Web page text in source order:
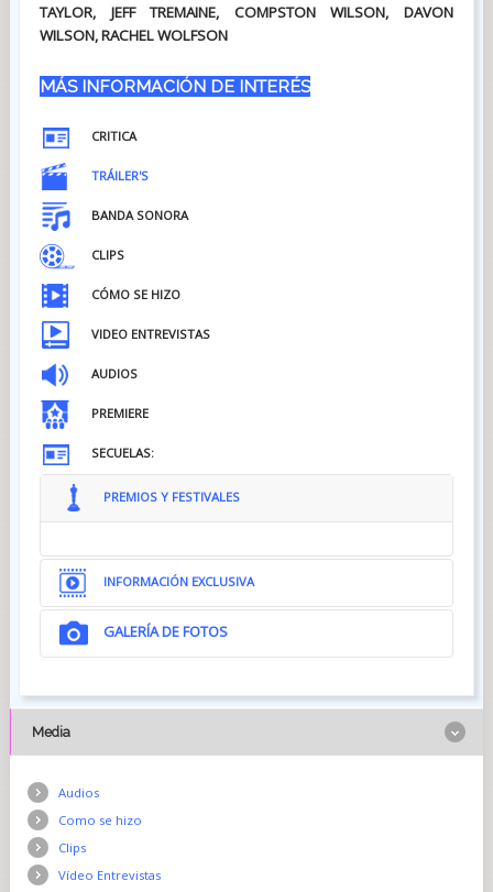
TAYLOR, JEFF TREMAINE, COMPSTON WILSON, DAVON
WILSON, RACHEL WOLFSON
MÁS INFORMACIÓN DE INTERÉS
CRITICA
TRÁILER'S
BANDA SONORA
CLIPS
CÓMO SE HIZO
VIDEO ENTREVISTAS
AUDIOS
PREMIERE
SECUELAS:
PREMIOS Y FESTIVALES
INFORMACIÓN EXCLUSIVA
GALERÍA DE FOTOS
Media
Audios
Como se hizo
Clips
Vídeo Entrevistas